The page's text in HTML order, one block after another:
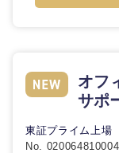
オフ
サポ
東証プライム上
No.